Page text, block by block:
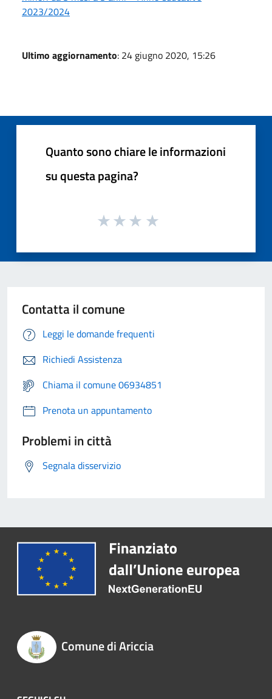
2023/2024
Ultimo aggiornamento: 24 giugno 2020, 15:26
Quanto sono chiare le informazioni
su questa pagina?
Contatta il comune
Leggi le domande frequenti
Richiedi Assistenza
Chiama il comune 06934851
Prenota un appuntamento
Problemi in città
Segnala disservizio
Comune di Ariccia